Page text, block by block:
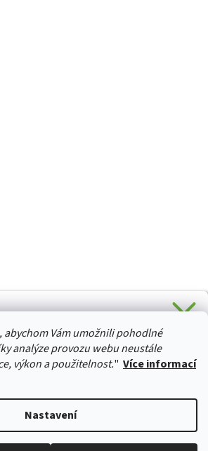
abychom Vám umožnili pohodlné
analýze provozu webu neustále
výkon a použitelnost." Více informací
Nastavení
COLLECTION.CZ
. Všechna práva vyhrazena.Upravit
novinek z našeho obchodu a je
Vaše :)
Ano, chci se přihlásit
zpracování osobních údajů